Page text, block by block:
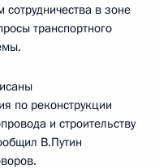
в зоне
транспортного
по реконструкции
и строительству
В.Путин